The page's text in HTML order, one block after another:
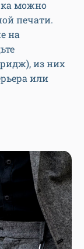
можно
печати.
на
из них
или